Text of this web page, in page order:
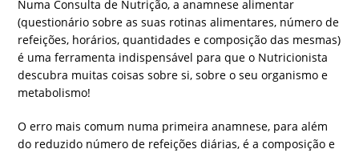
Numa Consulta de Nutrição, a anamnese alimentar
(questionário sobre as suas rotinas alimentares, número de
refeições, horários, quantidades e composição das mesmas)
é uma ferramenta indispensável para que o Nutricionista
descubra muitas coisas sobre si, sobre o seu organismo e
metabolismo!
O erro mais comum numa primeira anamnese, para além
do reduzido número de refeições diárias, é a composição e